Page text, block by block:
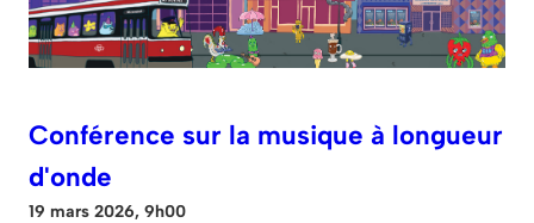
Conférence sur la musique à longueur
d'onde
19 mars 2026, 9h00